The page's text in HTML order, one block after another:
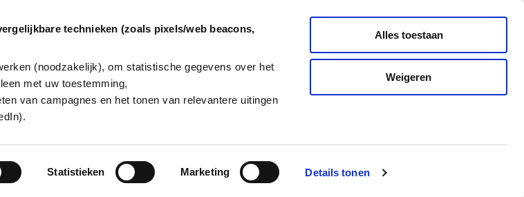
technieken (zoals pixels/web beacons,
(noodzakelijk), om statistische gegevens over het
met uw toestemming,
van campagnes en het tonen van relevantere uitingen
Statistieken Marketing Details tonen
Alles toestaan
Weigeren
ONDERHOUD
MELD TICKET
OVER ONS KLANTCASES BLOG CAREERS